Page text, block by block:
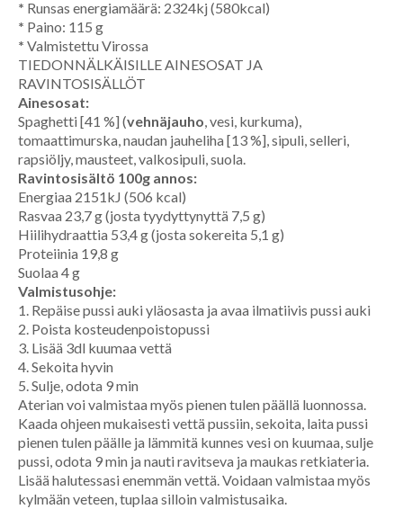
* Runsas energiamäärä: 2324kj (580kcal)
* Paino: 115 g
* Valmistettu Virossa
TIEDONNÄLKÄISILLE AINESOSAT JA
RAVINTOSISÄLLÖT
Ainesosat:
Spaghetti [41 %] (vehnäjauho, vesi, kurkuma),
tomaattimurska, naudan jauheliha [13 %], sipuli, selleri,
rapsiöljy, mausteet, valkosipuli, suola.
Ravintosisältö 100g annos:
Energiaa 2151kJ (506 kcal)
Rasvaa 23,7 g (josta tyydyttynyttä 7,5 g)
Hiilihydraattia 53,4 g (josta sokereita 5,1 g)
Proteiinia 19,8 g
Suolaa 4 g
Valmistusohje:
1. Repäise pussi auki yläosasta ja avaa ilmatiivis pussi auki
2. Poista kosteudenpoistopussi
3. Lisää 3dl kuumaa vettä
4. Sekoita hyvin
5. Sulje, odota 9 min
Aterian voi valmistaa myös pienen tulen päällä luonnossa.
Kaada ohjeen mukaisesti vettä pussiin, sekoita, laita pussi
pienen tulen päälle ja lämmitä kunnes vesi on kuumaa, sulje
pussi, odota 9 min ja nauti ravitseva ja maukas retkiateria.
Lisää halutessasi enemmän vettä. Voidaan valmistaa myös
kylmään veteen, tuplaa silloin valmistusaika.